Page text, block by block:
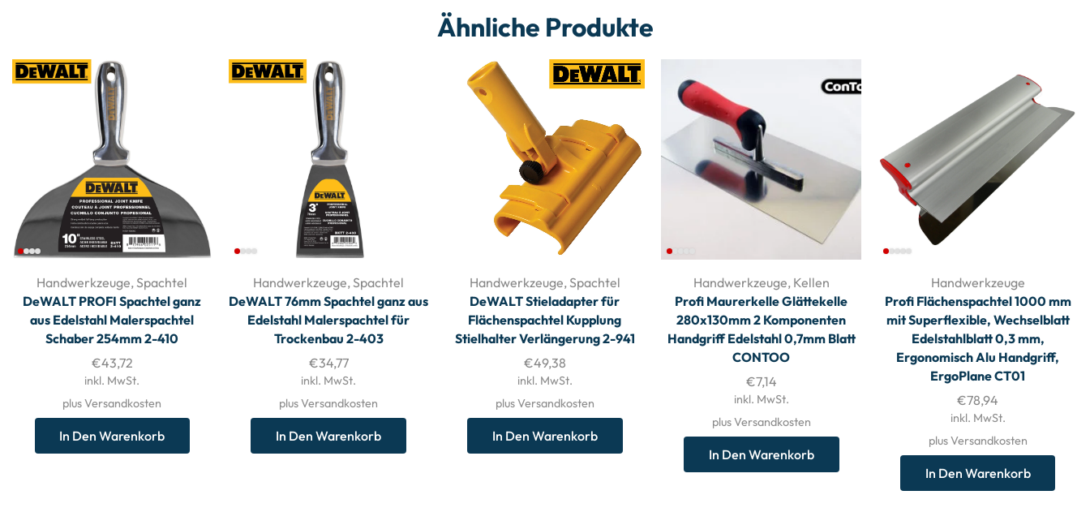
Ähnliche Produkte
Handwerkzeuge,Spachtel
DeWALT PROFI Spachtel ganz
aus Edelstahl Malerspachtel
Schaber 254mm 2-410
€43,72
inkl. MwSt.
plus Versandkosten
In Den Warenkorb
Handwerkzeuge,Spachtel
DeWALT 76mm Spachtel ganz aus
Edelstahl Malerspachtel für
Trockenbau 2-403
€34,77
inkl. MwSt.
plus Versandkosten
In Den Warenkorb
Handwerkzeuge, Spachtel
DeWALT Stieladapter für
Flächenspachtel Kupplung
Stielhalter Verlängerung 2-941
€49,38
inkl. MwSt.
plus Versandkosten
In Den Warenkorb
Handwerkzeuge, Kellen
Profi Maurerkelle Glättekelle
280x130mm 2 Komponenten
Handgriff Edelstahl 0,7mm Blatt
CONTOO
€7,14
inkl. MwSt.
plus Versandkosten
In Den Warenkorb
Handwerkzeuge
Profi Flächenspachtel 1000 mm
mit Superflexible, Wechselblatt
Edelstahlblatt 0,3 mm,
Ergonomisch Alu Handgriff,
ErgoPlane CT01
€78,94
inkl. MwSt.
plus Versandkosten
In Den Warenkorb